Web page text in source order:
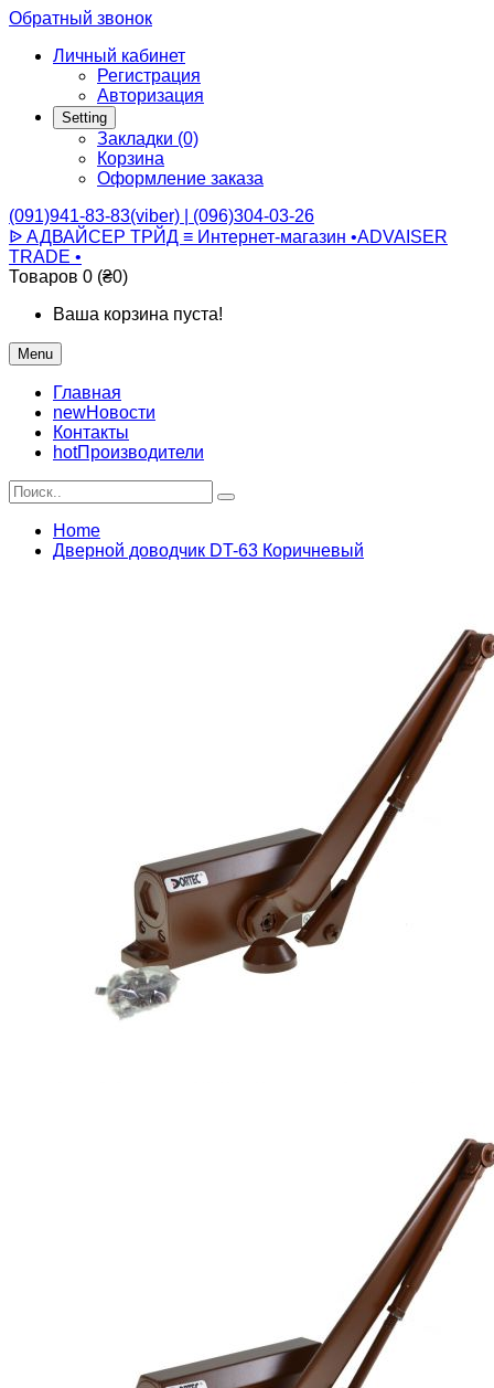
Обратный звонок
Личный кабинет
Регистрация
Авторизация
Setting
Закладки (0)
Корзина
Оформление заказа
(091)941-83-83(viber) | (096)304-03-26
ᐉ АДВАЙСЕР ТРЙД ≡ Интернет-магазин •ADVAISER
TRADE •
Товаров 0 (₴0)
Ваша корзина пуста!
Menu
Главная
newНовости
Контакты
hotПроизводители
Home
Дверной доводчик DT-63 Коричневый